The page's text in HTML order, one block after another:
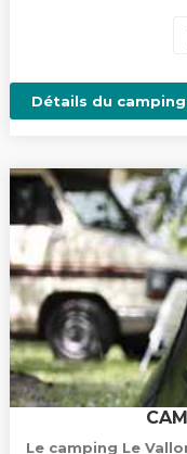
Détails du camping
Le camping Le